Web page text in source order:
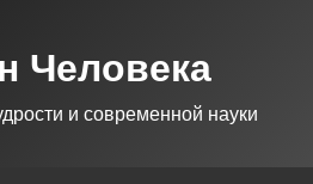
Человека
и современной науки